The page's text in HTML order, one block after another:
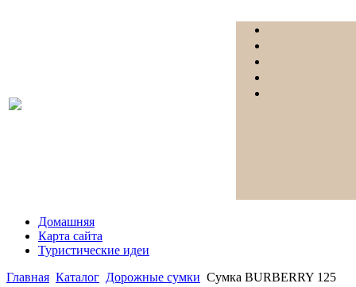
Домашняя
Карта сайта
Туристические идеи
Главная Каталог Дорожные сумки Сумка BURBERRY 125